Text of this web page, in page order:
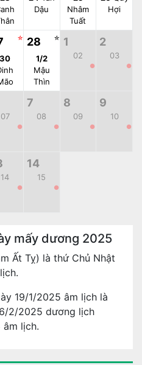
Dậu
Nhâm
Tuất
Hợi
☆
30
28 ☆
1/2
Mậu
Thìn
1
02
●
2
03
●
07
●
7
08
●
8
09
●
9
10
●
14
●
14
15
●
mấy dương 2025
Ất Tỵ) là thứ Chủ Nhật
19/1/2025 âm lịch là
2/2025 dương lịch
âm lịch.